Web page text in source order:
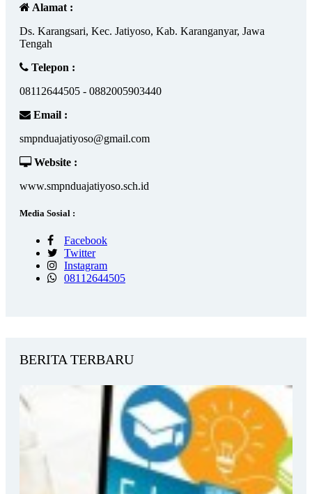
Alamat :
Ds. Karangsari, Kec. Jatiyoso, Kab. Karanganyar, Jawa
Tengah
Telepon :
08112644505 - 0882005903440
Email :
smpnduajatiyoso@gmail.com
Website :
www.smpnduajatiyoso.sch.id
Media Sosial :
Facebook
Twitter
Instagram
08112644505
BERITA TERBARU